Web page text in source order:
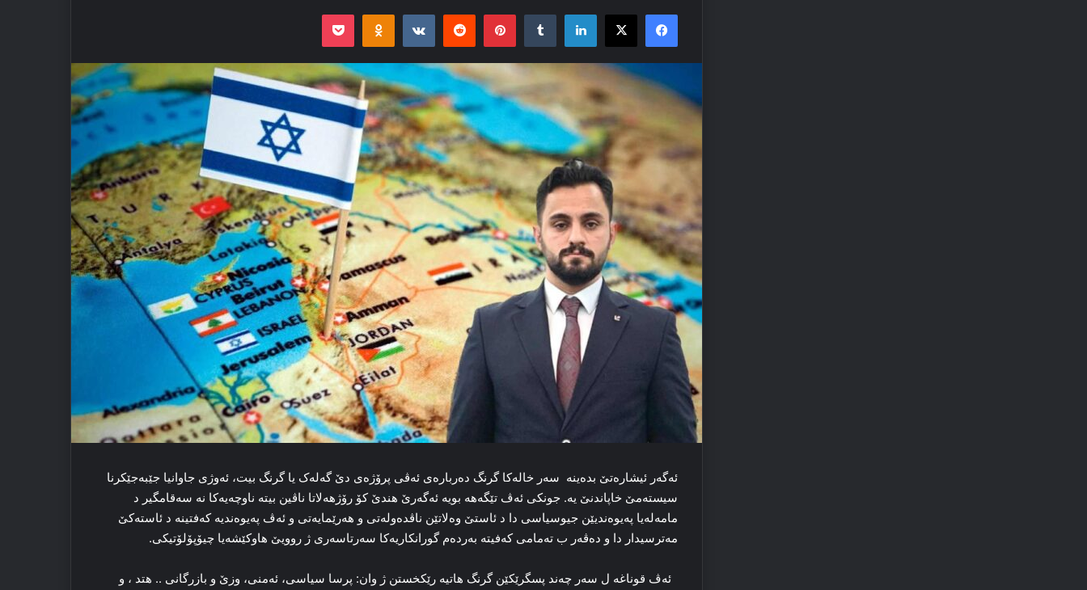
Facebook
X
LinkedIn
Tumblr
Pinterest
Reddit
VKontakte
Odnoklassniki
Pocket
ئه‌گه‌ر ئیشاره‌تێ بده‌ینه سه‌ر‌ خاله‌كا گرنگ ده‌رباره‌ی ئه‌ڤی پرۆژه‌ی دێ گەلەک یا گرنگ بیت، ئه‌وژی جاوانیا جێبه‌جێكرنا
سیسته‌مێ خاپاندنێ یه. جونكی ئه‌ڤ تێگه‌هه‌ ‌بویه‌‌ ئه‌گه‌رێ هندێ كۆ رۆژهه‌لاتا ناڤین بیته‌ ناوچه‌یەكا نه‌ سه‌قامگیر د
مامه‌له‌یا په‌یوه‌ندیێن جیوسیاسی دا د ئاستێ وه‌لاتێن ناڤده‌وله‌تی و هه‌رێمایه‌تی و ئه‌ڤ په‌یوه‌ندیه‌ كه‌فتینه‌‌ د ئاسته‌كێ
مه‌ترسیدار دا و ده‌ڤه‌ر ب ته‌مامی كه‌فیته‌ به‌رده‌م گورانكاریه‌كا سه‌رتاسه‌ری ژ روویێ هاوكێشه‌یا چیۆپۆلۆتیكی.
ئه‌ڤ قوناغه‌ ل سه‌ر چه‌ند پسگرێكێن گرنگ هاتیه‌ رێكخستن ژ وان: پرسا سیاسی، ئه‌منی، وزێ و بازرگانی .. هتد ، و